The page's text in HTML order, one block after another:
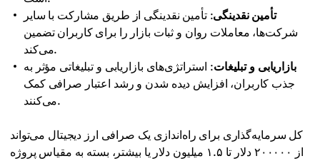
تأمین نقدینگی: تأمین نقدینگی از طریق مشارکت با سایر
شرکت‌ها، معاملات روان و ثبات بازار را برای کاربران تضمین
می‌کند.
بازاریابی و تبلیغات: استراتژی‌های بازاریابی و تبلیغاتی مؤثر به
جذب کاربران، افزایش دیده شدن و رشد اعتبار صرافی کمک
می‌کنند.
کل سرمایه‌گذاری برای راه‌اندازی یک صرافی ارز دیجیتال می‌تواند
از ۲۰۰۰۰۰ دلار تا ۱.۵ میلیون دلار یا بیشتر، بسته به مقیاس پروژه